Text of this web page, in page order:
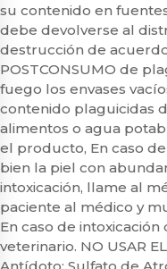
su contenido en
debe devolverse al
destrucción de
POSTCONSUMO de
fuego los envases
contenido plaguicidas
alimentos o agua
el producto, En caso
bien la piel con
intoxicación, llame al
paciente al médico y
En caso de
veterinario. NO USAR
Antídoto: Sulfato de